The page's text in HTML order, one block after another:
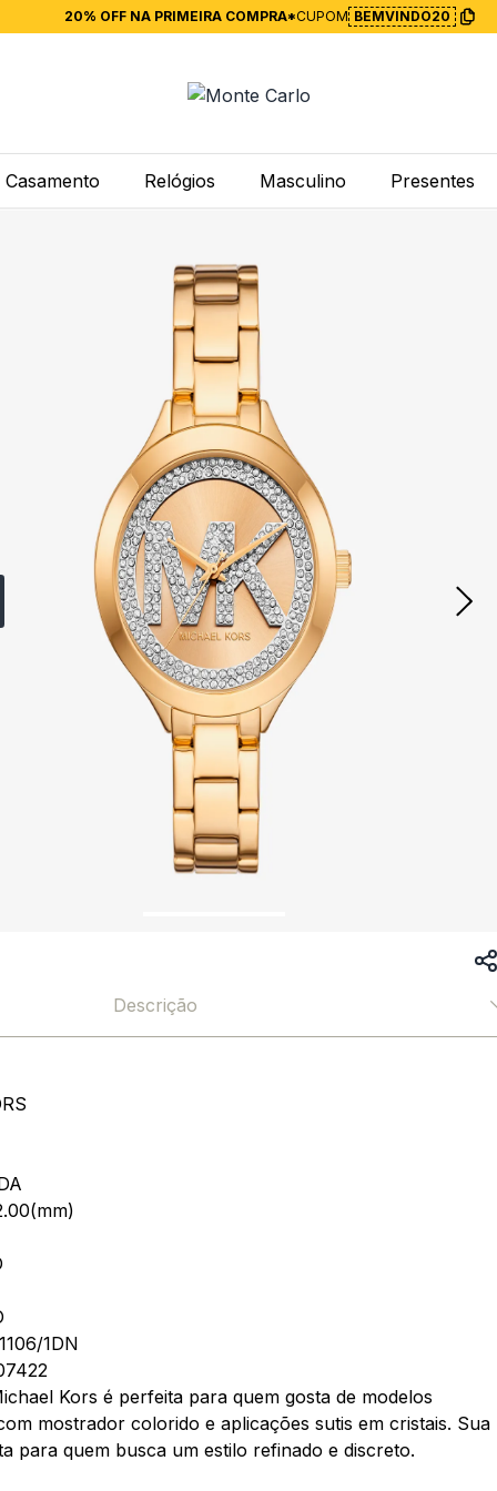
20% OFF NA PRIMEIRA COMPRA*CUPOM BEMVINDO20
Casamento Relógios Masculino Presentes
Descrição
1DN
Kors é perfeita para quem gosta de modelos
mostrador colorido e aplicações sutis em cristais. Sua
para quem busca um estilo refinado e discreto.